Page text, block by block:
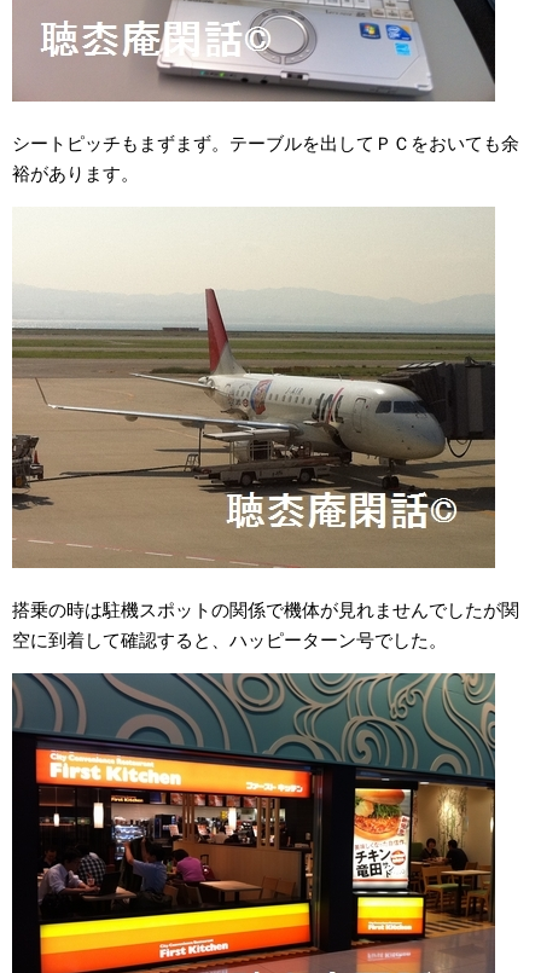
シートピッチもまずまず。テーブルを出してＰＣをおいても余
裕があります。
搭乗の時は駐機スポットの関係で機体が見れませんでしたが関
空に到着して確認すると、ハッピーターン号でした。